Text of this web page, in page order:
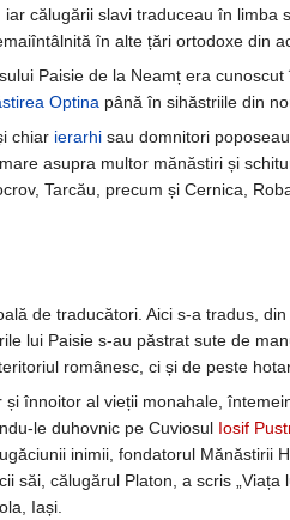
călugării slavi traduceau în limba
în alte țări ortodoxe din
Paisie de la Neamț era
Optina până în sihăstriile din
chiar ierarhi sau domnitori
asupra multor mănăstiri și
Tarcău, precum și Cernica,
de traducători. Aici s-a tradus,
lui Paisie s-au păstrat sute de
românesc, ci și de peste
înnoitor al vieții monahale,
le duhovnic pe Cuviosul Iosif
inimii, fondatorul Mănăstirii
săi, călugărul Platon, a scris
Iași.